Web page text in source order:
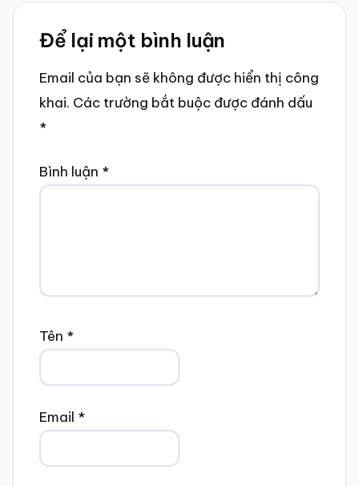
Reader
Interactions
Để lại một bình luận
Email của bạn sẽ không được hiển thị công
khai. Các trường bắt buộc được đánh dấu
*
Bình luận *
Tên *
Email *